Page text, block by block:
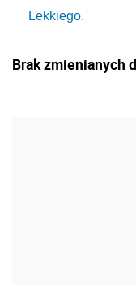
Lekkiego.
Brak zmienianych